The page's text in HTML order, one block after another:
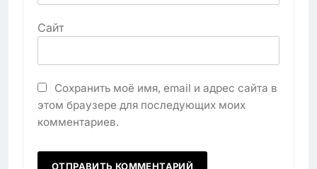
Сайт
Сохранить моё имя, email и адрес сайта в
этом браузере для последующих моих
комментариев.